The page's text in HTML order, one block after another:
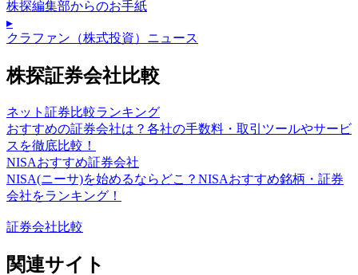
株探編集部からのお手紙
▸
クラファン（株式投資）ニュース
株探証券会社比較
ネット証券比較ランキング
おすすめの証券会社は？各社の手数料・取引ツールやサービ
スを徹底比較！
NISAおすすめ証券会社
NISA(ニーサ)を始めるならどこ？NISAおすすめ銘柄・証券
会社をランキング！
証券会社比較
関連サイト